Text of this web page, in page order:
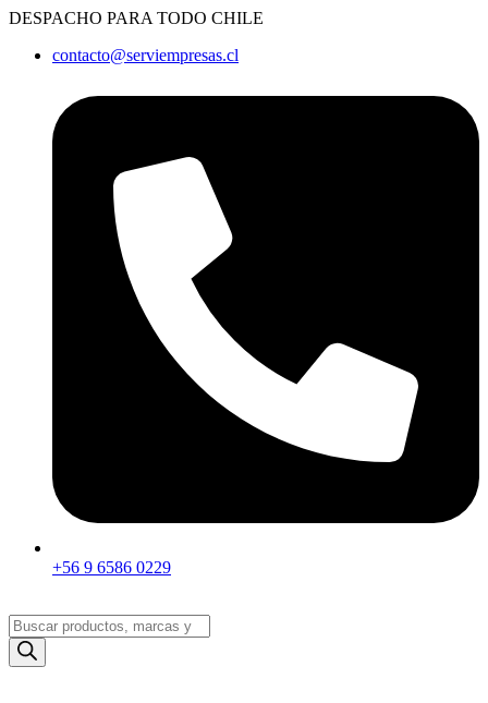
Ir
contenido
DESPACHO PARA TODO CHILE
contacto@serviempresas.cl
+56 9 6586 0229
Búsqueda
de
productos